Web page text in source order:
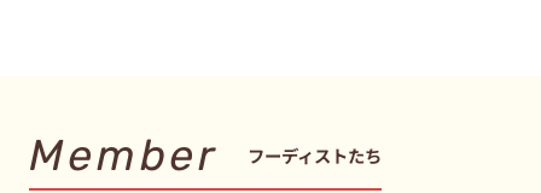
Member フーディストたち